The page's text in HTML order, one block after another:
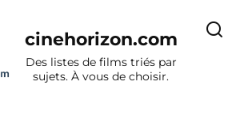
cinehorizon.com
Des listes de films triés par
sujets. À vous de choisir.